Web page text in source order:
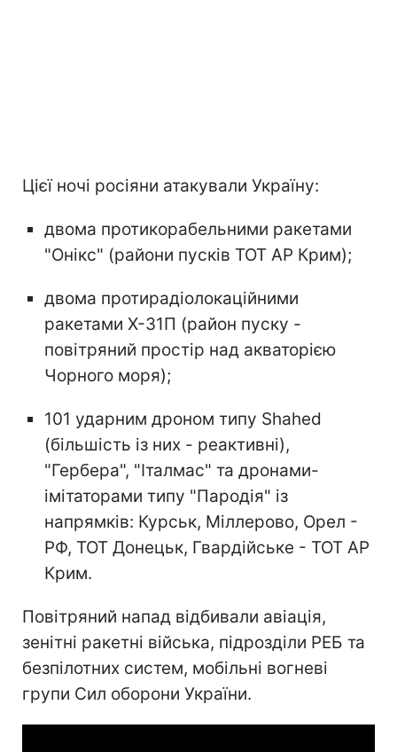
Цієї ночі росіяни атакували Україну:
двома протикорабельними ракетами
"Онікс" (райони пусків ТОТ АР Крим);
двома протирадіолокаційними
ракетами Х-31П (район пуску -
повітряний простір над акваторією
Чорного моря);
101 ударним дроном типу Shahed
(більшість із них - реактивні),
"Гербера", "Італмас" та дронами-
імітаторами типу "Пародія" із
напрямків: Курськ, Міллерово, Орел -
РФ, ТОТ Донецьк, Гвардійське - ТОТ АР
Крим.
Повітряний напад відбивали авіація,
зенітні ракетні війська, підрозділи РЕБ та
безпілотних систем, мобільні вогневі
групи Сил оборони України.